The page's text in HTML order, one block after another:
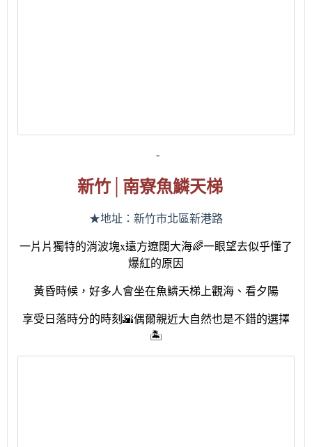
-
新竹│ 南寮魚鱗天梯
★地址：新竹市北區新港路
一片片獨特的消波塊x遠方遼闊大海🌈一眼望去似乎懂了
爆紅的原因
黃昏時候，好多人會坐在魚鱗天梯上觀海 、看夕陽
享受日落時分的時刻 🌇偶爾親近大自然也是不錯的選擇
🏝